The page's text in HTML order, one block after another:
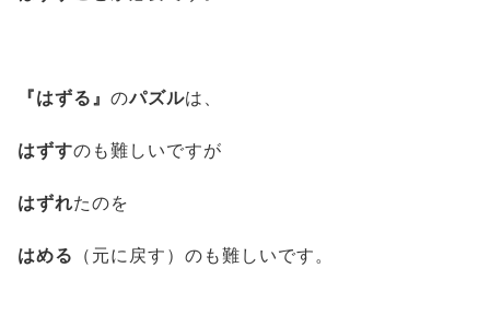
『はずる』 のパズルは、
はずすのも難しいですが
はずれたのを
はめる （元に戻す）のも難しいです。